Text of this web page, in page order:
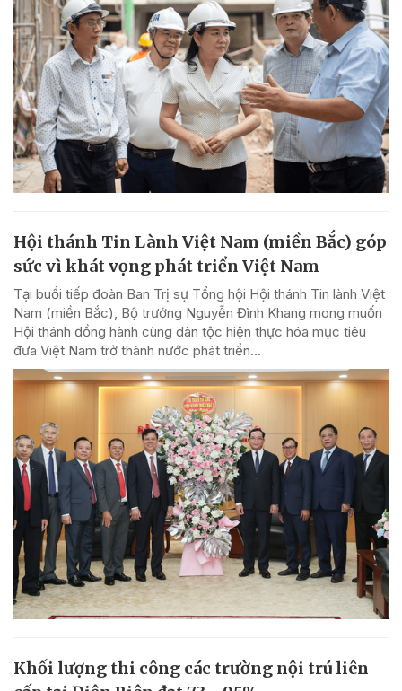
Hội thánh Tin Lành Việt Nam (miền Bắc) góp
sức vì khát vọng phát triển Việt Nam
Tại buổi tiếp đoàn Ban Trị sự Tổng hội Hội thánh Tin lành Việt
Nam (miền Bắc), Bộ trưởng Nguyễn Đình Khang mong muốn
Hội thánh đồng hành cùng dân tộc hiện thực hóa mục tiêu
đưa Việt Nam trở thành nước phát triển...
Khối lượng thi công các trường nội trú liên